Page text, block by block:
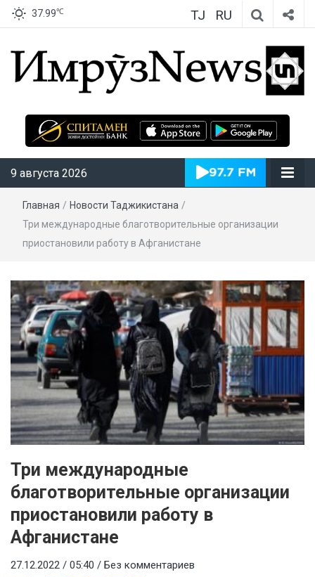
37.99℃ TJ RU
ИмрӯзNews
9 августа 2026
Главная / Новости Таджикистана /
Три международные благотворительные организации
приостановили работу в Афганистане
Три международные
благотворительные организации
приостановили работу в
Афганистане
27.12.2022 / 05:40 / Без комментариев